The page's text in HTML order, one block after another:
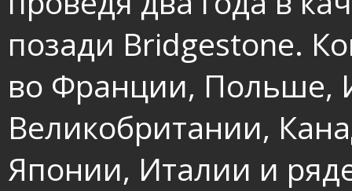
позади Bridgestone.
во Франции, Польше,
Великобритании,
Японии, Италии и